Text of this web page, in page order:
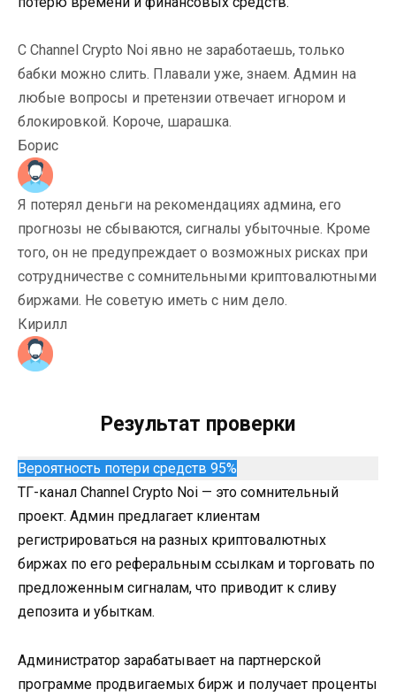
С Channel Crypto Noi явно не заработаешь, только
бабки можно слить. Плавали уже, знаем. Админ на
любые вопросы и претензии отвечает игнором и
блокировкой. Короче, шарашка.
Борис
Я потерял деньги на рекомендациях админа, его
прогнозы не сбываются, сигналы убыточные. Кроме
того, он не предупреждает о возможных рисках при
сотрудничестве с сомнительными криптовалютными
биржами. Не советую иметь с ним дело.
Кирилл
Результат проверки
Вероятность потери средств 95%
ТГ-канал Channel Crypto Noi — это сомнительный
проект. Админ предлагает клиентам
регистрироваться на разных криптовалютных
биржах по его реферальным ссылкам и торговать по
предложенным сигналам, что приводит к сливу
депозита и убыткам.
Администратор зарабатывает на партнерской
программе продвигаемых бирж и получает проценты